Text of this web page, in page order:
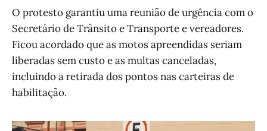
O protesto garantiu uma reunião de urgência com o
Secretário de Trânsito e Transporte e vereadores.
Ficou acordado que as motos apreendidas seriam
liberadas sem custo e as multas canceladas,
incluindo a retirada dos pontos nas carteiras de
habilitação.